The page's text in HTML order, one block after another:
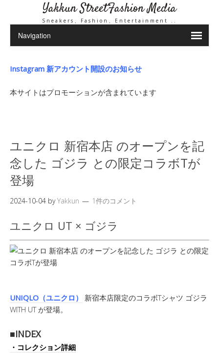
Yakkun StreetFashion Media
Sneakers、Fashion、Entertainment ..
Instagram 新アカウント開設のお知らせ
本サイトはプロモーションが含まれています
ユニクロ 新宿本店 のオープンを記
念した ゴジラ との限定コラボTが
登場
2024-10-04 byYakkun 1件のコメント
ユニクロ UT × ゴジラ
UNIQLO（ユニクロ）
新宿本店限定のコラボTシャツ ゴジラ
WITH UT が登場。
■INDEX
・コレクション詳細